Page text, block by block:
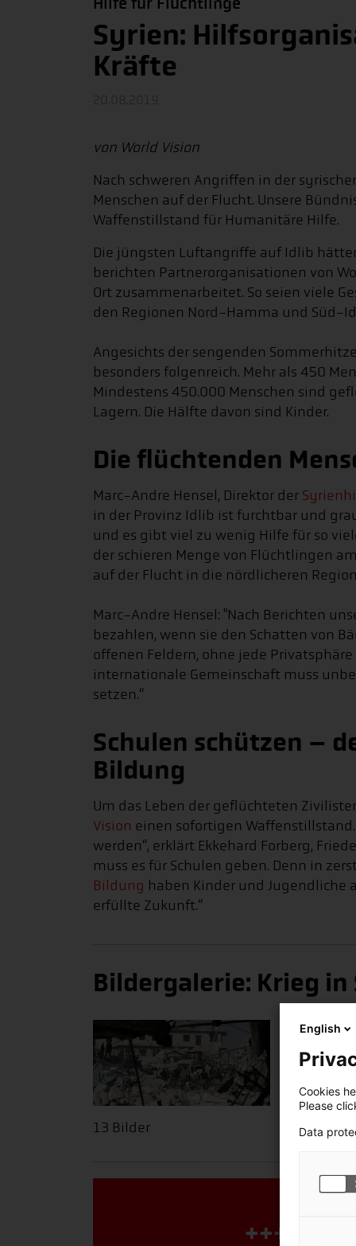
Syrien:
Kräfte
von World Vision
Nach schweren Angriffen in der
Menschen auf der Flucht. Unsere
Waffenstillstand für Humanitäre Hilfe.
Die jüngsten Luftangriffe auf Idlib
berichten Partnerorganisationen von
Ort zusammenarbeitet. So seien viele
den Regionen Nord-Hamma und Süd-
Angesichts der sengenden
besonders folgenreich. Mehr als 450
Mindestens 450.000 Menschen sind
Lagern. Die Hälfte davon sind Kinder.
Die flüchtenden
Marc-Andre Hensel, Direktor der
in der Provinz Idlib ist furchtbar und
und es gibt viel zu wenig Hilfe für so
der schieren Menge von Flüchtlingen
auf der Flucht in die nördlicheren
Marc-Andre Hensel: "Nach Berichten
bezahlen, wenn sie den Schatten von
offenen Feldern, ohne jede
internationale Gemeinschaft muss
setzen.“
Schulen schützen –
Bildung
Um das Leben der geflüchteten
Vision einen sofortigen
werden“, erklärt Ekkehard Forberg,
muss es für Schulen geben. Denn in
Bildung haben Kinder und Jugendliche
erfüllte Zukunft.“
Bildergalerie: Krieg in
13 Bilder
+++
English
Cookies
Please
Data